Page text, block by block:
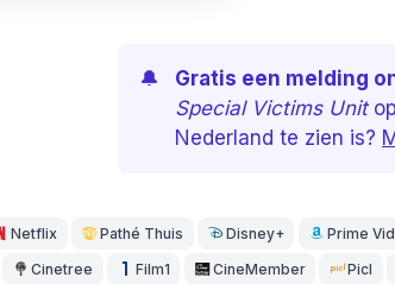
🔔 Gratis een melding
Special Victims Unit
Nederland te zien is?
Netflix Pathé Thuis Disney+ Prime
Cinetree Film1 CineMember Picl